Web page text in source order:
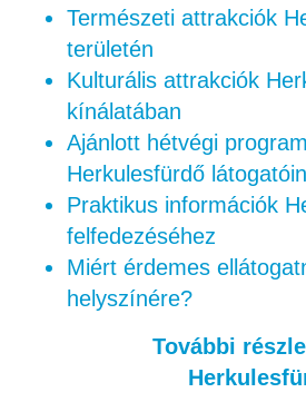
Természeti attrakciók
területén
Kulturális attrakciók
kínálatában
Ajánlott hétvégi
Herkulesfürdő
Praktikus információk
felfedezéséhez
Miért érdemes
helyszínére?
További